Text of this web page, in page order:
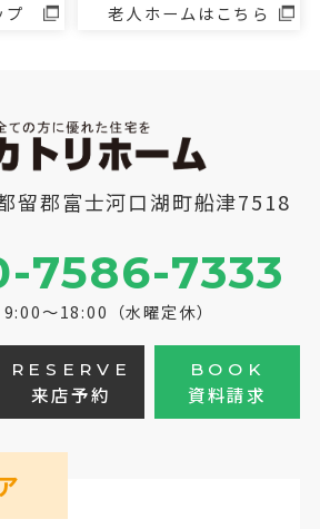
プ 老人ホームはこちら
留郡富士河口湖町船津7518
7586-7333
～18:00（水曜定休）
RESERVE
来店予約
BOOK
資料請求